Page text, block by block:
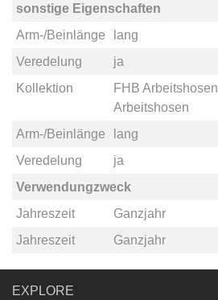
sonstige Eigenschaften
Arm-/Beinlänge
lang
Veredelung
ja
Kollektion
FHB Arbeitshosen
Arbeitshosen
Arm-/Beinlänge
lang
Veredelung
ja
Verwendungzweck
Jahreszeit
Ganzjahr
Jahreszeit
Ganzjahr
EXPLORE